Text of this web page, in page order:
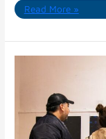
Read More »
Cuarteto
tendrá
una